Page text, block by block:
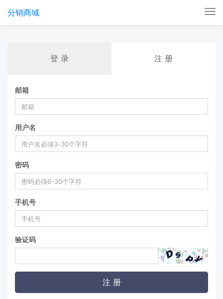
分销商城
登 录 注 册
邮箱
用户名
密码
手机号
验证码
注 册